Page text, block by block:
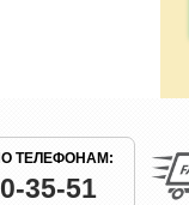
ТЕЛЕФОНАМ:
35-51